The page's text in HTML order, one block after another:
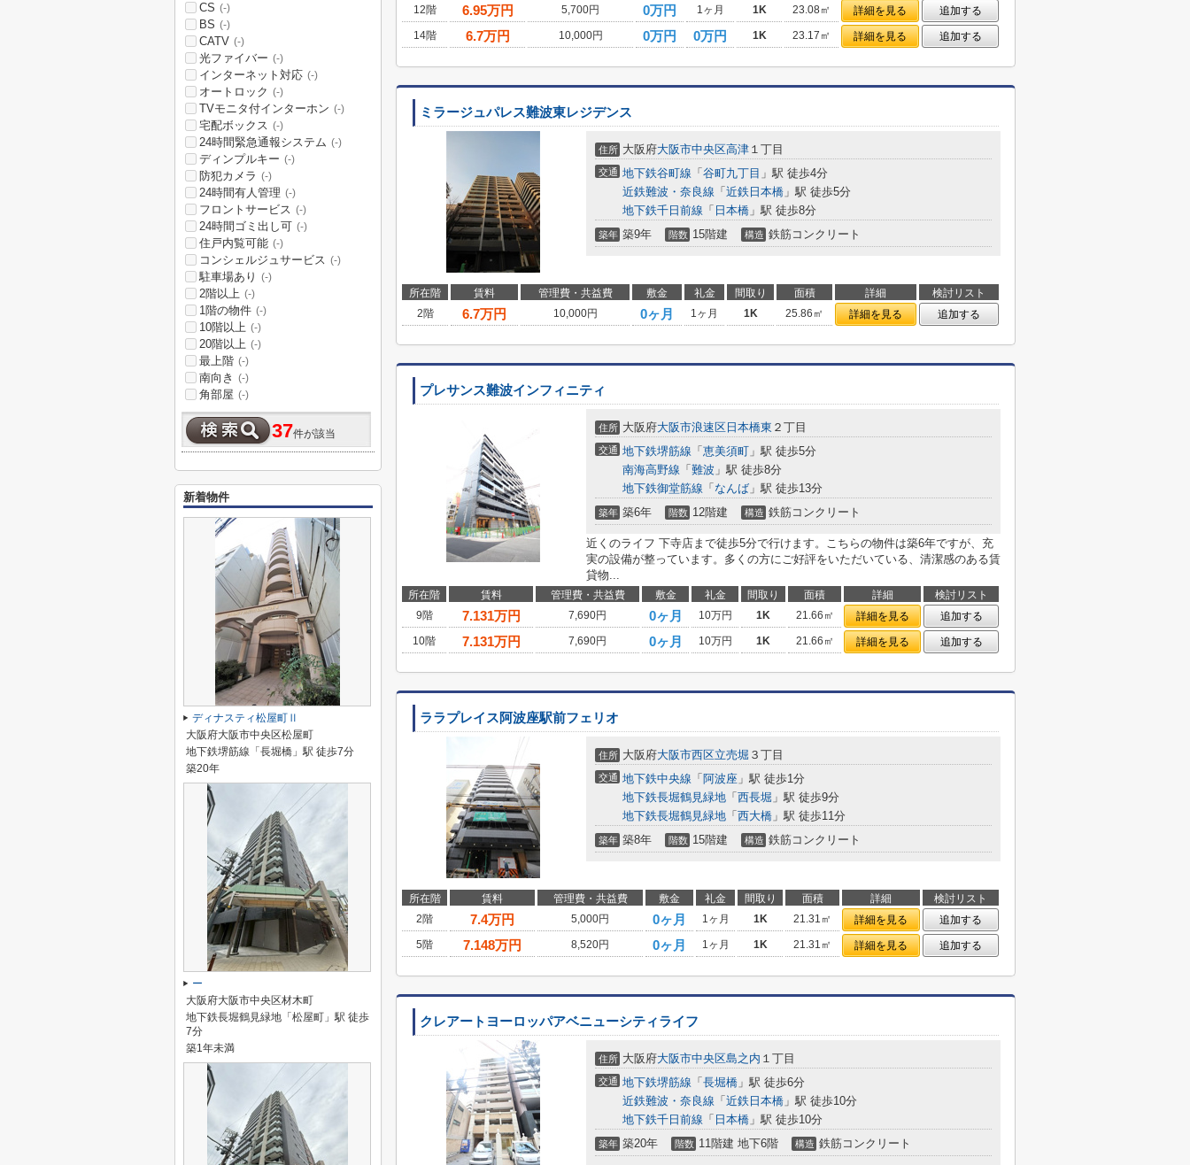
12階
6.95万円 5,700円 0万円 1ヶ月 1K 23.08㎡ 詳細を見る
追加する
14階
6.7万円 10,000円 0万円 0万円 1K 23.17㎡ 詳細を見る 追加する
ミラージュパレス難波東レジデンス
住所 大阪府大阪市中央区高津 １丁目
交通 地下鉄谷町線 「 谷町九丁目 」駅 徒歩4分
近鉄難波・奈良線 「 近鉄日本橋 」駅 徒歩5分
地下鉄千日前線 「 日本橋 」駅 徒歩8分
築年 築9年 階数 15階建 構造 鉄筋コンクリート
所在階 賃料 管理費・共益費 敷金 礼金 間取り 面積 詳細
検討リスト
2階
6.7万円 10,000円 0ヶ月 1ヶ月 1K 25.86㎡ 詳細を見る 追加する
プレサンス難波インフィニティ
住所 大阪府大阪市浪速区 日本橋東 ２丁目
交通 地下鉄堺筋線 「 恵美須町 」駅 徒歩5分
南海高野線 「 難波 」駅 徒歩8分
地下鉄御堂筋線 「 なんば 」駅 徒歩13分
築年 築6年 階数 12階建 構造 鉄筋コンクリート
近くのライフ 下寺店まで徒歩5分で行けます。こちらの物件は築6年ですが、充
実の設備が整っています。多くの方にご好評をいただいている、清潔感のある賃
貸物...
所在階 賃料 管理費・共益費 敷金 礼金 間取り 面積 詳細
検討リスト
9階
7.131万円 7,690円 0ヶ月 10万円 1K 21.66㎡ 詳細を見る
追加する
10階
7.131万円 7,690円 0ヶ月 10万円 1K 21.66㎡ 詳細を見る 追加する
ララプレイス阿波座駅前フェリオ
住所 大阪府大阪市西区立売堀 ３丁目
交通 地下鉄中央線 「 阿波座 」駅 徒歩1分
地下鉄長堀鶴見緑地 「 西長堀 」駅 徒歩9分
地下鉄長堀鶴見緑地 「 西大橋 」駅 徒歩11分
築年 築8年 階数 15階建 構造 鉄筋コンクリート
所在階 賃料 管理費・共益費 敷金 礼金 間取り 面積 詳細
検討リスト
2階
7.4万円 5,000円 0ヶ月 1ヶ月 1K 21.31㎡ 詳細を見る
追加する
5階
7.148万円 8,520円 0ヶ月 1ヶ月 1K 21.31㎡ 詳細を見る 追加する
クレアートヨーロッパアベニューシティライフ
住所 大阪府大阪市中央区島之内 １丁目
交通 地下鉄堺筋線 「 長堀橋 」駅 徒歩6分
近鉄難波・奈良線 「 近鉄日本橋 」駅 徒歩10分
地下鉄千日前線 「 日本橋 」駅 徒歩10分
築年 築20年 階数 11階建 地下6階 構造 鉄筋コンクリート
CS (-)
BS (-)
CATV (-)
光ファイバー (-)
インターネット対応 (-)
オートロック (-)
TVモニタ付インターホン (-)
宅配ボックス (-)
24時間緊急通報システム (-)
ディンプルキー (-)
防犯カメラ (-)
24時間有人管理 (-)
フロントサービス (-)
24時間ゴミ出し可 (-)
住戸内覧可能 (-)
コンシェルジュサービス (-)
駐車場あり (-)
2階以上 (-)
1階の物件 (-)
10階以上 (-)
20階以上 (-)
最上階 (-)
南向き (-)
角部屋 (-)
37件が該当
新着物件
ディナスティ松屋町Ⅱ
大阪府大阪市中央区松屋町
地下鉄堺筋線「長堀橋」駅 徒歩7分
築20年
ー
大阪府大阪市中央区材木町
地下鉄長堀鶴見緑地「松屋町」駅 徒歩
7分
築1年未満